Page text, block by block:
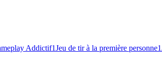
Addictif1Jeu de tir à la première personne1